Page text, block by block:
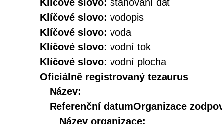
Klíčové slovo: stahování dat
Klíčové slovo: vodopis
Klíčové slovo: voda
Klíčové slovo: vodní tok
Klíčové slovo: vodní plocha
Oficiálně registrovaný tezaurus
Název:
Referenční datumOrganizace
Název organizace: